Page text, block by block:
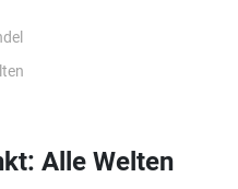
Alle Welten